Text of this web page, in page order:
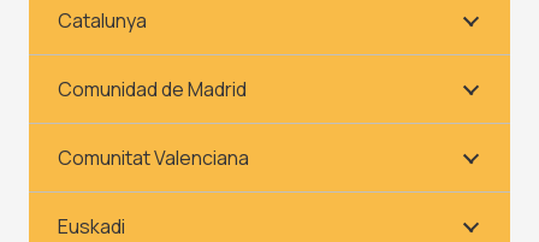
Catalunya
Comunidad de Madrid
Comunitat Valenciana
Euskadi